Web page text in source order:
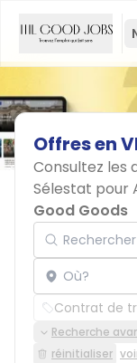
Offresen
Consultez les
Sélestat pour
Good Goods
Rechercher
Localisation
Contrat de
Recherche
réinitialiser